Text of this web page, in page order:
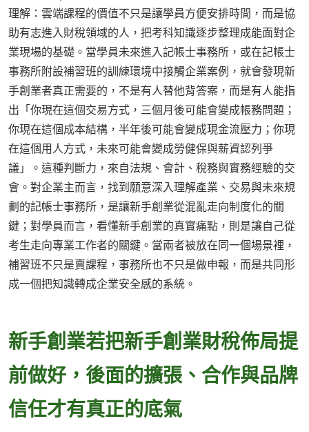
理解：雲端課程的價值不只是讓學員方便安排時間，而是協
助有志進入財稅領域的人，把考科知識逐步整理成能面對企
業現場的基礎。當學員未來進入記帳士事務所，或在記帳士
事務所附設補習班的訓練環境中接觸企業案例，就會發現新
手創業者真正需要的，不是有人替他背答案，而是有人能指
出「你現在這個交易方式，三個月後可能會變成帳務問題；
你現在這個成本結構，半年後可能會變成現金流壓力；你現
在這個用人方式，未來可能會變成勞健保與薪資認列爭
議」。這種判斷力，來自法規、會計、稅務與實務經驗的交
會。對企業主而言，找到願意深入理解產業、交易與未來規
劃的記帳士事務所，是讓新手創業從混亂走向制度化的關
鍵；對學員而言，看懂新手創業的真實痛點，則是讓自己從
考生走向專業工作者的關鍵。當兩者被放在同一個場景裡，
補習班不只是賣課程，事務所也不只是做申報，而是共同形
成一個把知識轉成企業安全感的系統。
新手創業若把新手創業財稅佈局提
前做好，後面的擴張、合作與品牌
信任才有真正的底氣